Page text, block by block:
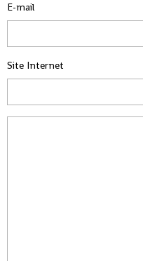
E-mail
Site Internet